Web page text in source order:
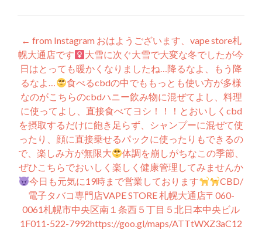
ド
ウ
で
開
き
ま
す)
投
稿
ナ
ビ
ゲ
ー
シ
ョ
ン
← from Instagram おはようございます、vape store札
幌大通店です‍
大雪に次ぐ大雪で大変な冬でしたが今
日はとっても暖かくなりましたね…降るなよ、もう降
るなよ…
食べるcbdの中でももっとも使い方が多様
なのがこちらのcbdハニー飲み物に混ぜてよし、料理
に使ってよし、直接食べてヨシ！！！とおいしくcbd
を摂取するだけに飽き足らず、シャンプーに混ぜて使
ったり、顔に直接乗せるパックに使ったりもできるの
で、楽しみ方が無限大
体調を崩しがちなこの季節、
ぜひこちらでおいしく楽しく健康管理してみませんか
今日も元気に19時まで営業しております
‍CBD/
電子タバコ専門店VAPE STORE 札幌大通店〒060-
0061札幌市中央区南１条西５丁目５北日本中央ビル
1F011-522-7992https://goo.gl/maps/ATTtWXZ3aC12